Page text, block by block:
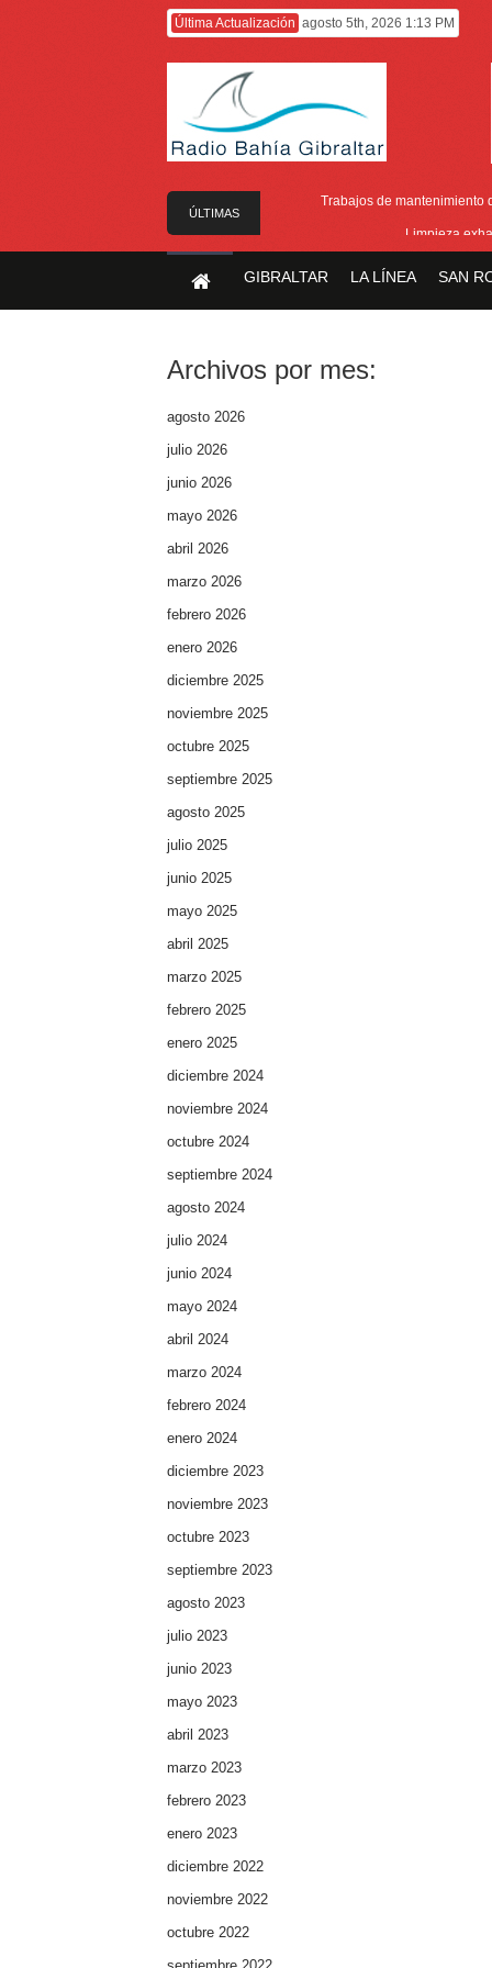
Última Actualización agosto 5th, 2026 1:13 PM
ÚLTIMAS
NOTICIAS
Trabajos de mantenimiento
Limpieza
GIBRALTAR LA LÍNEA SAN
Archivos por mes:
agosto 2026
julio 2026
junio 2026
mayo 2026
abril 2026
marzo 2026
febrero 2026
enero 2026
diciembre 2025
noviembre 2025
octubre 2025
septiembre 2025
agosto 2025
julio 2025
junio 2025
mayo 2025
abril 2025
marzo 2025
febrero 2025
enero 2025
diciembre 2024
noviembre 2024
octubre 2024
septiembre 2024
agosto 2024
julio 2024
junio 2024
mayo 2024
abril 2024
marzo 2024
febrero 2024
enero 2024
diciembre 2023
noviembre 2023
octubre 2023
septiembre 2023
agosto 2023
julio 2023
junio 2023
mayo 2023
abril 2023
marzo 2023
febrero 2023
enero 2023
diciembre 2022
noviembre 2022
octubre 2022